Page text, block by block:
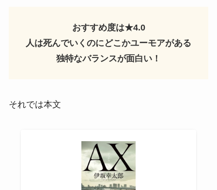
おすすめ度は★4.0
人は死んでいくのにどこかユーモアがある
独特なバランスが面白い！
それでは本文